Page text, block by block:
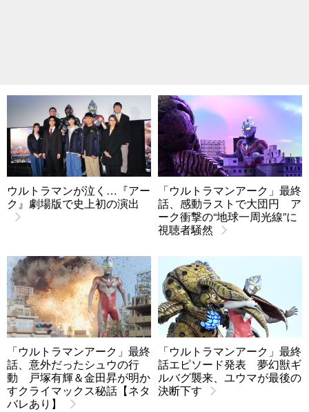
ウルトラマンが泣く…『アー
ク』劇場版で史上初の演出
「ウルトラマンアーク」最終
話、感動ラストで大団円 ア
ーク衝撃の“地球一周光線”に
視聴者騒然
「ウルトラマンアーク」最終
話、意外だったシュウの行
動 戸塚有輝＆金田昇が明か
すクライマックス秘話【ネタ
バレあり】
「ウルトラマンアーク」最終
話エピソード発表 夢幻獣ギ
ルバグ襲来、ユウマが最後の
決断下す